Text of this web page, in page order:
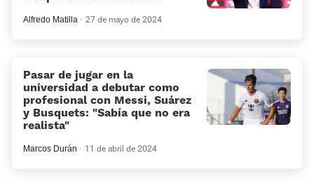
Alfredo Matilla 27 de mayo de 2024
Pasar de jugar en la
universidad a debutar como
profesional con Messi, Suárez
y Busquets: “Sabía que no era
realista”
Marcos Durán 11 de abril de 2024